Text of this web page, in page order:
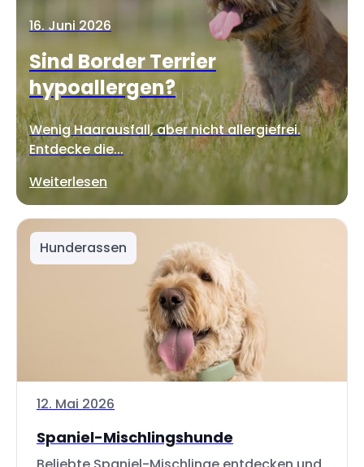
16. Juni 2026
Sind Border Terrier
hypoallergen?
Wenig Haarausfall, aber nicht allergiefrei.
Entdecke die...
Weiterlesen
Hunderassen
12. Mai 2026
Spaniel-Mischlingshunde